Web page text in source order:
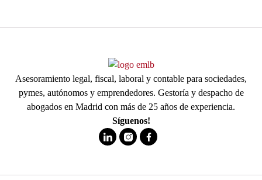
Asesoramiento legal, fiscal, laboral y contable para sociedades,
pymes, autónomos y emprendedores. Gestoría y despacho de
abogados en Madrid con más de 25 años de experiencia.
Síguenos!